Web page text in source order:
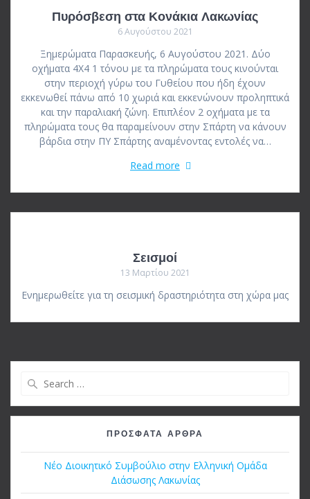
Πυρόσβεση στα Κονάκια Λακωνίας
6 Αυγούστου 2021
Ξημερώματα Παρασκευής, 6 Αυγούστου 2021. Δύο
οχήματα 4Χ4 1 τόνου με τα πληρώματα τους κινούνται
στην περιοχή γύρω του Γυθείου που ήδη έχουν
εκκενωθεί πάνω από 10 χωριά και εκκενώνουν προληπτικά
και την παραλιακή ζώνη. Επιπλέον 2 οχήματα με τα
πληρώματα τους θα παραμείνουν στην Σπάρτη να κάνουν
βάρδια στην ΠΥ Σπάρτης αναμένοντας εντολές να…
Read more
Σεισμοί
13 Μαρτίου 2021
Ενημερωθείτε για τη σεισμική δραστηριότητα στη χώρα μας
ΠΡΌΣΦΑΤΑ ΆΡΘΡΑ
Νέο Διοικητικό Συμβούλιο στην Ελληνική Ομάδα
Διάσωσης Λακωνίας